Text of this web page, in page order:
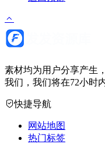
素材均为用户分享产生
我们，我们将在72小时
快捷导航
网站地图
热门标签